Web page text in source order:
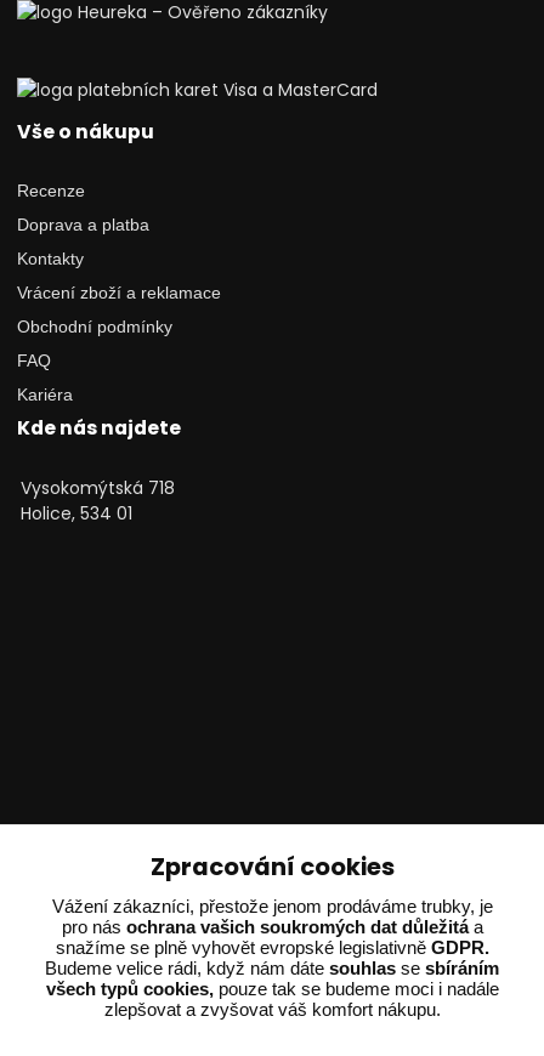
Vše o nákupu
Recenze
Doprava a platba
Kontakty
Vrácení zboží a reklamace
Obchodní podmínky
FAQ
Kariéra
Kde nás najdete
Vysokomýtská 718
Holice, 534 01
Ing. Adam Dvořák
+420 602 234 254
(Po-Pá 8:00 - 15:00)
potrebujiporadit@dvorak-karlik.cz
Zpracování cookies
Vážení zákazníci, přestože jenom prodáváme trubky, je
pro nás ochrana vašich soukromých dat důležitáa
snažíme se plně vyhovět evropské legislativně GDPR.
Budeme velice rádi, když nám dáte souhlas se sbíráním
všech typů cookies,pouze tak se budeme moci i nadále
zlepšovat a zvyšovat váš komfort nákupu.